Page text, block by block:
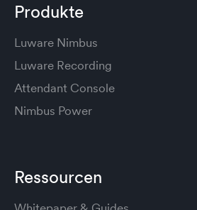
Produkte
Luware Nimbus
Luware Recording
Attendant Console
Nimbus Power
Ressourcen